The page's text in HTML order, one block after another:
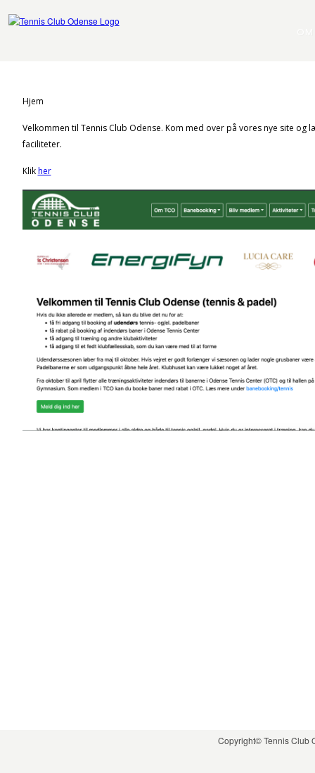
Hjem
Velkommen til Tennis Club Odense. Kom med over på vores nye site
faciliteter.
Klikher
Copyright© Tennis Club